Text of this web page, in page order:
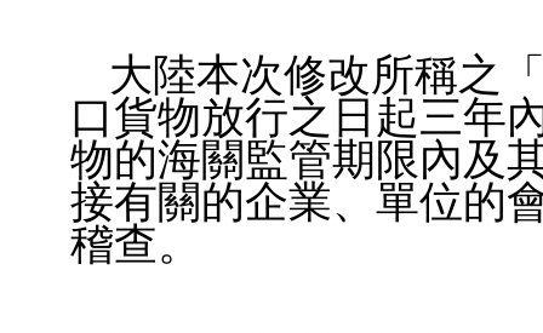
大陸本次修改所稱之
口貨物放行之日起三年
物的海關監管期限內及
接有關的企業、單位的
稽查。